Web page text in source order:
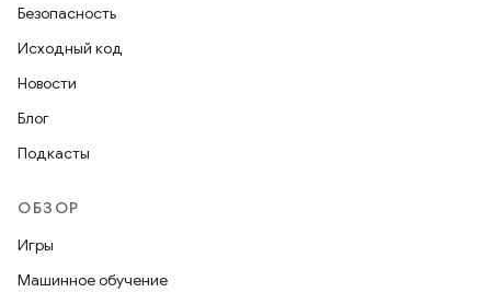
Безопасность
Исходный код
Новости
Блог
Подкасты
ОБЗОР
Игры
Машинное обучение